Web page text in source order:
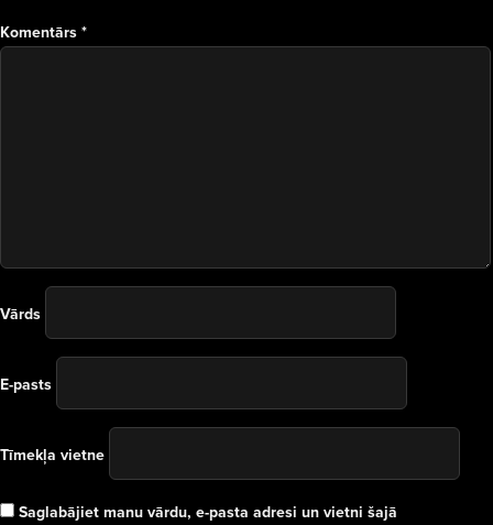
Komentārs*
Vārds
E-pasts
Tīmekļa vietne
Saglabājiet manu vārdu, e-pasta adresi un vietni šajā